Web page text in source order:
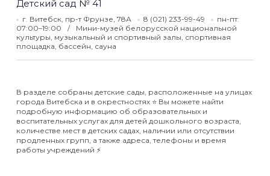
Детский сад № 41
г. Витебск, пр-т Фрунзе, 78А 8 (021) 233-99-49
пн-пт:
07:00–19:00
Мини-музей белорусской национальной
культуры, музыкальный и спортивный залы, спортивная
площадка, бассейн, сауна
В разделе собраны детские сады, расположенные на улицах
города Витебска и в окрестностях ⭐️ Вы можете найти
подробную информацию об образовательных и
воспитательных услугах для детей дошкольного возраста,
количестве мест в детских садах, наличии или отсутствии
продленных групп, а также адреса, телефоны и время
работы учреждений ⚡️